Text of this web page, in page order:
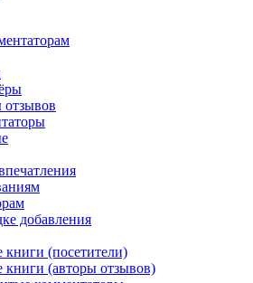
добавления
(посетители)
(авторы отзывов)